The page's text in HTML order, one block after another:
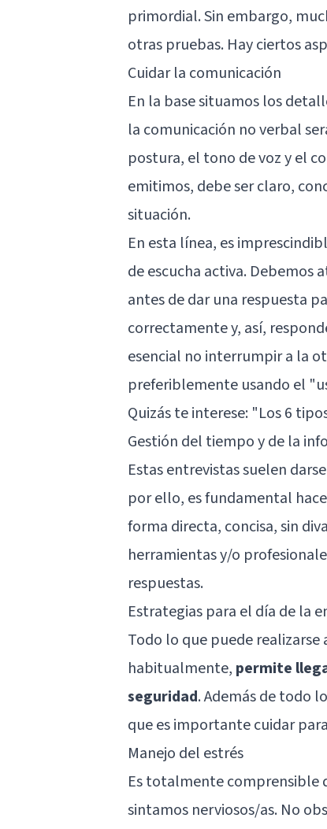
primordial. Sin embargo,
otras pruebas. Hay ciertos
Cuidar la comunicación
En la base situamos los
la comunicación no verbal
postura, el tono de voz y el
emitimos, debe ser claro,
situación.
En esta línea, es
de escucha activa.
antes de dar una respuesta
correctamente y, así,
esencial no interrumpir a la
preferiblemente usando el
Quizás te interese: "Los 6
Gestión del tiempo y de la
Estas entrevistas suelen
por ello, es fundamental
forma directa, concisa, sin
herramientas y/o
respuestas.
Estrategias para el día de la
Todo lo que puede realizarse
habitualmente, permite
seguridad. Además de todo
que es importante cuidar
Manejo del estrés
Es totalmente comprensible
sintamos nerviosos/as. No